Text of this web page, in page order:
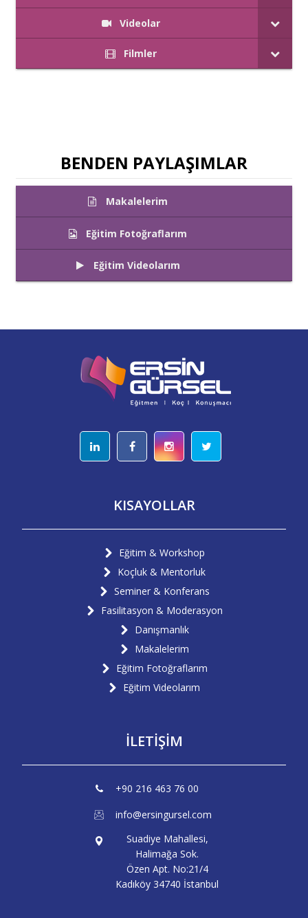
Videolar
Filmler
BENDEN PAYLAŞIMLAR
Makalelerim
Eğitim Fotoğraflarım
Eğitim Videolarım
KISAYOLLAR
Eğitim & Workshop
Koçluk & Mentorluk
Seminer & Konferans
Fasilitasyon & Moderasyon
Danışmanlık
Makalelerim
Eğitim Fotoğraflarım
Eğitim Videolarım
İLETİŞİM
+90 216 463 76 00
info@ersingursel.com
Suadiye Mahallesi,
Halimağa Sok.
Özen Apt. No:21/4
Kadıköy 34740 İstanbul